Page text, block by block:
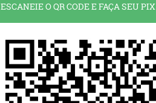
ESCANEIE O QR CODE E FAÇA SEU PIX